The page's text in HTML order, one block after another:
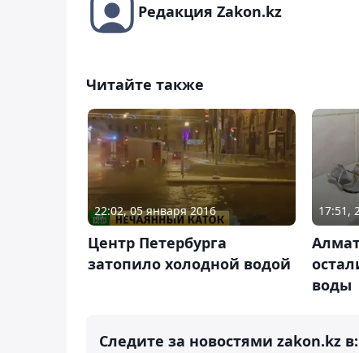
Редакция Zakon.kz
Читайте также
22:02, 05 января 2016
Центр Петербурга
затопило холодной водой
17:51,
воды
Следите за новостями zakon.kz в: